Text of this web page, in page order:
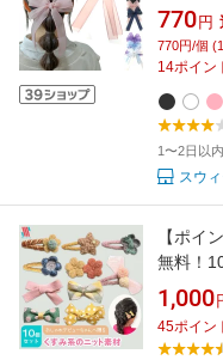
ヘアカ
卒園式
SEO 全
770 円
770円/個
14ポイン
1〜2日以
スウ
【ポイ
無料！
プ ヘア
クリッ
め おし
1,000
45ポイン